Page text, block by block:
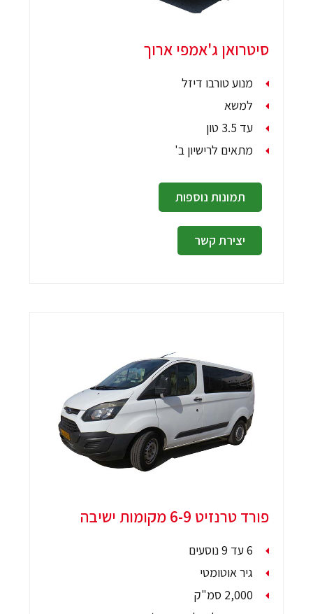
סיטרואן ג'אמפי ארוך
מנוע טורבו דיזל
למשא
עד 3.5 טון
מתאים לרישיון ב'
תמונות נוספות
יצירת קשר
פורד טרנזיט 6-9 מקומות ישיבה
6 עד 9 נוסעים
גיר אוטומטי
2,000 סמ"ק